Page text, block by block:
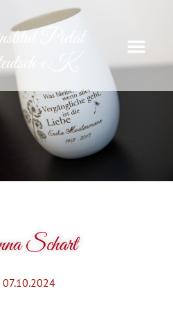
Schart
07.10.2024